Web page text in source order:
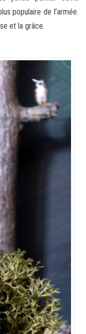
populaire de l’armée.
et la grâce.